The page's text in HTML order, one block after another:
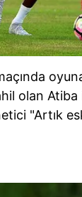
olan
"Artık